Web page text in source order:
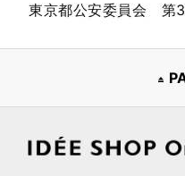
東京都公安委員会 第